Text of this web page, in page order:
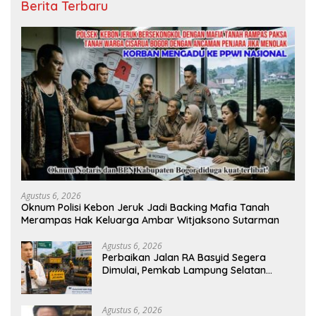
Berita Terbaru
Agustus 6, 2026
Oknum Polisi Kebon Jeruk Jadi Backing Mafia Tanah
Merampas Hak Keluarga Ambar Witjaksono Sutarman
Agustus 6, 2026
Perbaikan Jalan RA Basyid Segera
Dimulai, Pemkab Lampung Selatan
Agustus 6, 2026